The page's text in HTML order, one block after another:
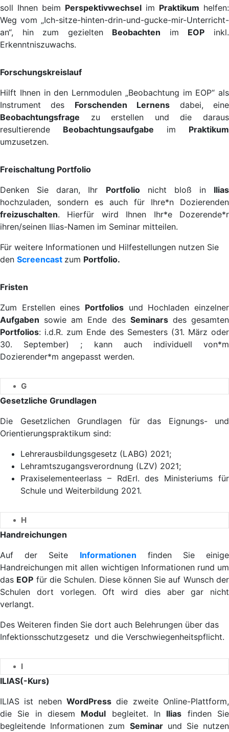
soll Ihnen beim Perspektivwechsel im Praktikum helfen:
Weg vom „Ich-sitze-hinten-drin-und-gucke-mir-Unterricht-
an“, hin zum gezielten Beobachten im EOP inkl.
Erkenntniszuwachs.
Forschungskreislauf
Hilft Ihnen in den Lernmodulen „Beobachtung im EOP“ als
Instrument des Forschenden Lernens dabei, eine
Beobachtungsfrage zu erstellen und die daraus
resultierende Beobachtungsaufgabe im Praktikum
umzusetzen.
Freischaltung Portfolio
Denken Sie daran, Ihr Portfolionicht bloß in Ilias
hochzuladen, sondern es auch für Ihre*n Dozierenden
freizuschalten. Hierfür wird Ihnen Ihr*e Dozerende*r
ihren/seinen Ilias-Namen im Seminar mitteilen.
Für weitere Informationen und Hilfestellungen nutzen Sie
den Screencast zum Portfolio.
Fristen
Zum Erstellen eines Portfolios und Hochladen einzelner
Aufgaben sowie am Ende des Seminarsdes gesamten
Portfolios: i.d.R. zum Ende des Semesters (31. März oder
30. September) ; kann auch individuell von*m
Dozierender*m angepasst werden.
G
Gesetzliche Grundlagen
Die Gesetzlichen Grundlagen für das Eignungs- und
Orientierungspraktikum sind:
Lehrerausbildungsgesetz (LABG) 2021;
Lehramtszugangsverordnung (LZV) 2021;
Praxiselementeerlass – RdErl. des Ministeriums für
Schule und Weiterbildung 2021.
H
Handreichungen
Auf der Seite Informationen finden Sie einige
Handreichungen mit allen wichtigen Informationen rund um
das EOP für die Schulen. Diese können Sie auf Wunsch der
Schulen dort vorlegen. Oft wird dies aber gar nicht
verlangt.
Des Weiteren finden Sie dort auch Belehrungen über das
Infektionsschutzgesetz und die Verschwiegenheitspflicht.
I
ILIAS(-Kurs)
ILIAS ist neben WordPress die zweite Online-Plattform,
die Sie in diesem Modul begleitet. In Ilias finden Sie
begleitende Informationen zum Seminarund Sie nutzen